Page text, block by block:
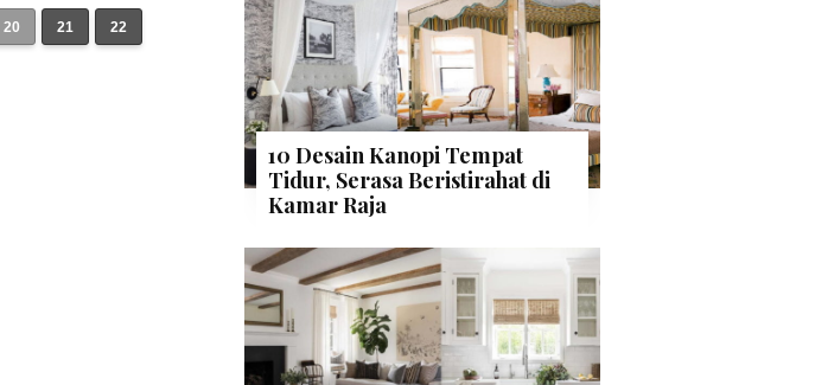
20 21 22
10 Desain Kanopi Tempat
Tidur, Serasa Beristirahat di
Kamar Raja